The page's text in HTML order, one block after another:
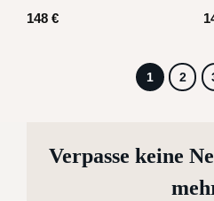
148 €
1 2
Verpasse keine